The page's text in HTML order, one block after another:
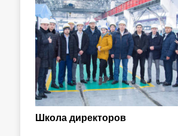
Школа директоров